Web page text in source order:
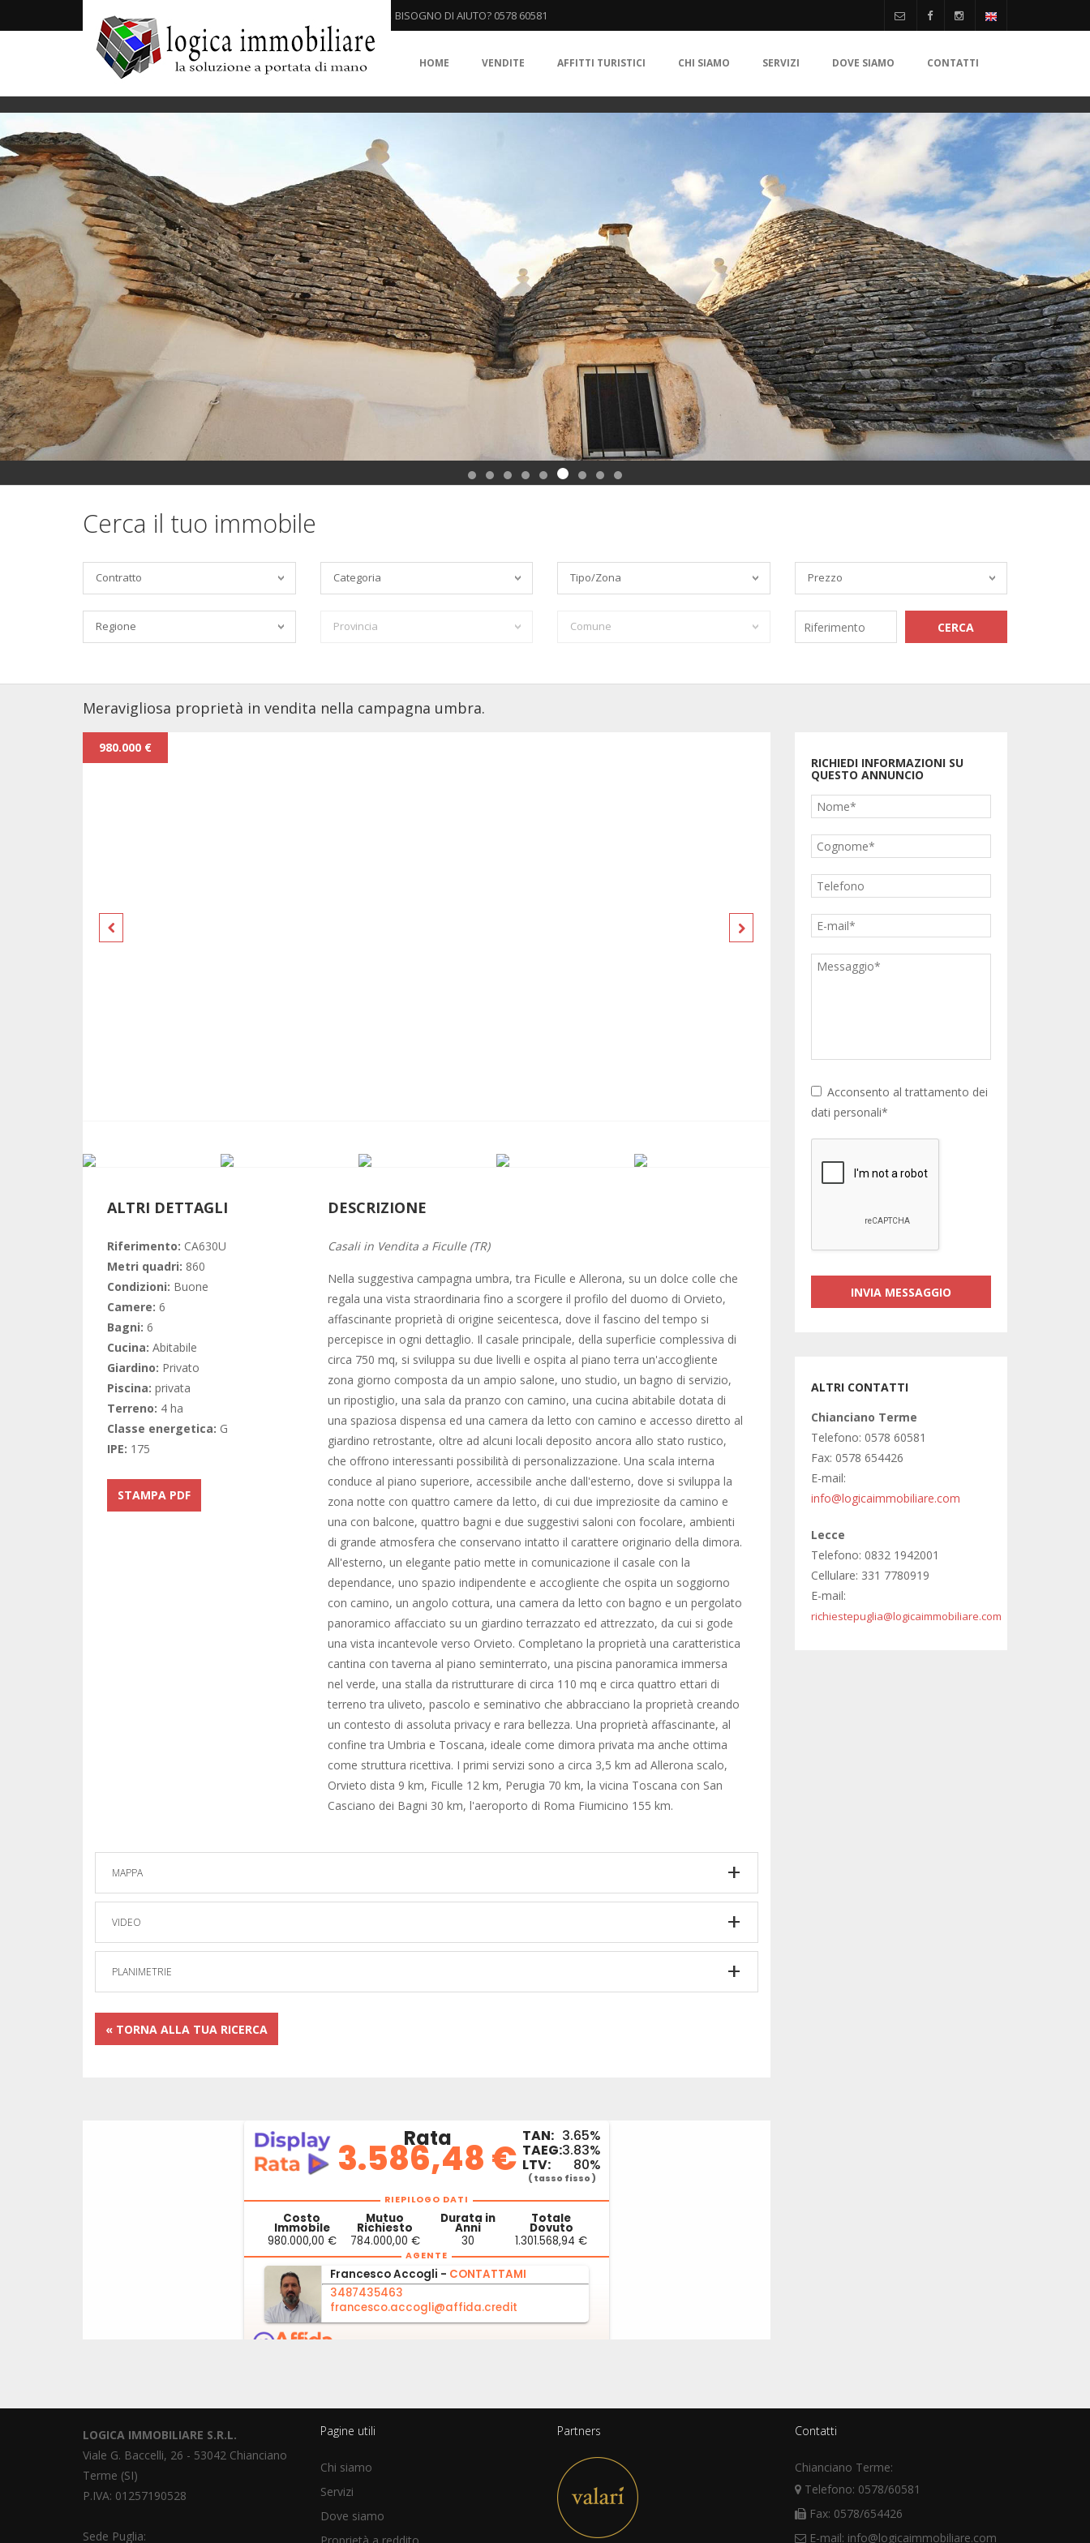
BISOGNO DI AIUTO? 0578 60581
HOME VENDITE AFFITTI TURISTICI CHI SIAMO SERVIZI DOVE SIAMO CONTATTI
Cerca il tuo immobile
Contratto Categoria Tipo/Zona Prezzo
Regione Provincia Comune
Meravigliosa proprietà in vendita nella campagna umbra.
980.000 €
ALTRI DETTAGLI
Riferimento: CA630U
Metri quadri: 860
Condizioni: Buone
Camere: 6
Bagni: 6
Cucina: Abitabile
Giardino: Privato
Piscina: privata
Terreno: 4 ha
Classe energetica: G
IPE: 175
STAMPA PDF
DESCRIZIONE
Casali in Vendita a Ficulle (TR)
Nella suggestiva campagna umbra, tra Ficulle e Allerona, su un dolce colle che
regala una vista straordinaria fino a scorgere il profilo del duomo di Orvieto,
affascinante proprietà di origine seicentesca, dove il fascino del tempo si
percepisce in ogni dettaglio. Il casale principale, della superficie complessiva di
circa 750 mq, si sviluppa su due livelli e ospita al piano terra un'accogliente
zona giorno composta da un ampio salone, uno studio, un bagno di servizio,
un ripostiglio, una sala da pranzo con camino, una cucina abitabile dotata di
una spaziosa dispensa ed una camera da letto con camino e accesso diretto al
giardino retrostante, oltre ad alcuni locali deposito ancora allo stato rustico,
che offrono interessanti possibilità di personalizzazione. Una scala interna
conduce al piano superiore, accessibile anche dall'esterno, dove si sviluppa la
zona notte con quattro camere da letto, di cui due impreziosite da camino e
una con balcone, quattro bagni e due suggestivi saloni con focolare, ambienti
di grande atmosfera che conservano intatto il carattere originario della dimora.
All'esterno, un elegante patio mette in comunicazione il casale con la
dependance, uno spazio indipendente e accogliente che ospita un soggiorno
con camino, un angolo cottura, una camera da letto con bagno e un pergolato
panoramico affacciato su un giardino terrazzato ed attrezzato, da cui si gode
una vista incantevole verso Orvieto. Completano la proprietà una caratteristica
cantina con taverna al piano seminterrato, una piscina panoramica immersa
nel verde, una stalla da ristrutturare di circa 110 mq e circa quattro ettari di
terreno tra uliveto, pascolo e seminativo che abbracciano la proprietà creando
un contesto di assoluta privacy e rara bellezza. Una proprietà affascinante, al
confine tra Umbria e Toscana, ideale come dimora privata ma anche ottima
come struttura ricettiva. I primi servizi sono a circa 3,5 km ad Allerona scalo,
Orvieto dista 9 km, Ficulle 12 km, Perugia 70 km, la vicina Toscana con San
Casciano dei Bagni 30 km, l'aeroporto di Roma Fiumicino 155 km.
MAPPA
VIDEO
PLANIMETRIE
RICHIEDI INFORMAZIONI SU
QUESTO ANNUNCIO
Acconsento al trattamento dei
dati personali*
ALTRI CONTATTI
Chianciano Terme
Telefono: 0578 60581
Fax: 0578 654426
E-mail:
info@logicaimmobiliare.com
Lecce
Telefono: 0832 1942001
Cellulare: 331 7780919
E-mail:
richiestepuglia@logicaimmobiliare.com
LOGICA IMMOBILIARE S.R.L.
Viale G. Baccelli, 26 - 53042 Chianciano
Terme (SI)
P.IVA: 01257190528
Sede Puglia:
Pagine utili
Chi siamo
Servizi
Dove siamo
Partners Contatti
Chianciano Terme:
Telefono: 0578/60581
Fax: 0578/654426
E-mail: info@logicaimmobiliare.com